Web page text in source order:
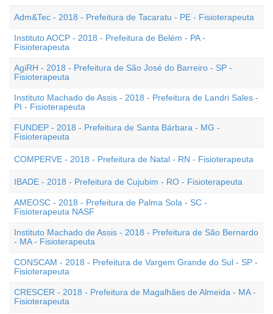
Adm&Tec - 2018 - Prefeitura de Tacaratu - PE - Fisioterapeuta
Instituto AOCP - 2018 - Prefeitura de Belém - PA -
Fisioterapeuta
AgiRH - 2018 - Prefeitura de São José do Barreiro - SP -
Fisioterapeuta
Instituto Machado de Assis - 2018 - Prefeitura de Landri Sales -
PI - Fisioterapeuta
FUNDEP - 2018 - Prefeitura de Santa Bárbara - MG -
Fisioterapeuta
COMPERVE - 2018 - Prefeitura de Natal - RN - Fisioterapeuta
IBADE - 2018 - Prefeitura de Cujubim - RO - Fisioterapeuta
AMEOSC - 2018 - Prefeitura de Palma Sola - SC -
Fisioterapeuta NASF
Instituto Machado de Assis - 2018 - Prefeitura de São Bernardo
- MA - Fisioterapeuta
CONSCAM - 2018 - Prefeitura de Vargem Grande do Sul - SP -
Fisioterapeuta
CRESCER - 2018 - Prefeitura de Magalhães de Almeida - MA -
Fisioterapeuta